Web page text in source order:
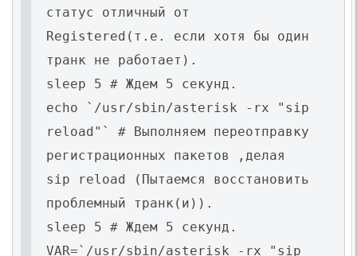
статус отличный от
Registered(т.е. если хотя бы один
транк не работает).
sleep 5 # Ждем 5 секунд.
echo `/usr/sbin/asterisk -rx "sip
reload"` # Выполняем переотправку
регистрационных пакетов ,делая
sip reload (Пытаемся восстановить
проблемный транк(и)).
sleep 5 # Ждем 5 секунд.
VAR=`/usr/sbin/asterisk -rx "sip